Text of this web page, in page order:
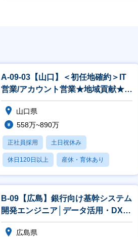
A-09-03【山口】＜初任地確約＞IT
営業/アカウント営業★地域貢献★自
治体へITソリューション提
山口県
558万~890万
正社員採用 土日祝休み
休日120日以上 産休・育休あり
賞与あり
B-09【広島】銀行向け基幹システム
開発エンジニア│データ活用・DX推
進
広島県